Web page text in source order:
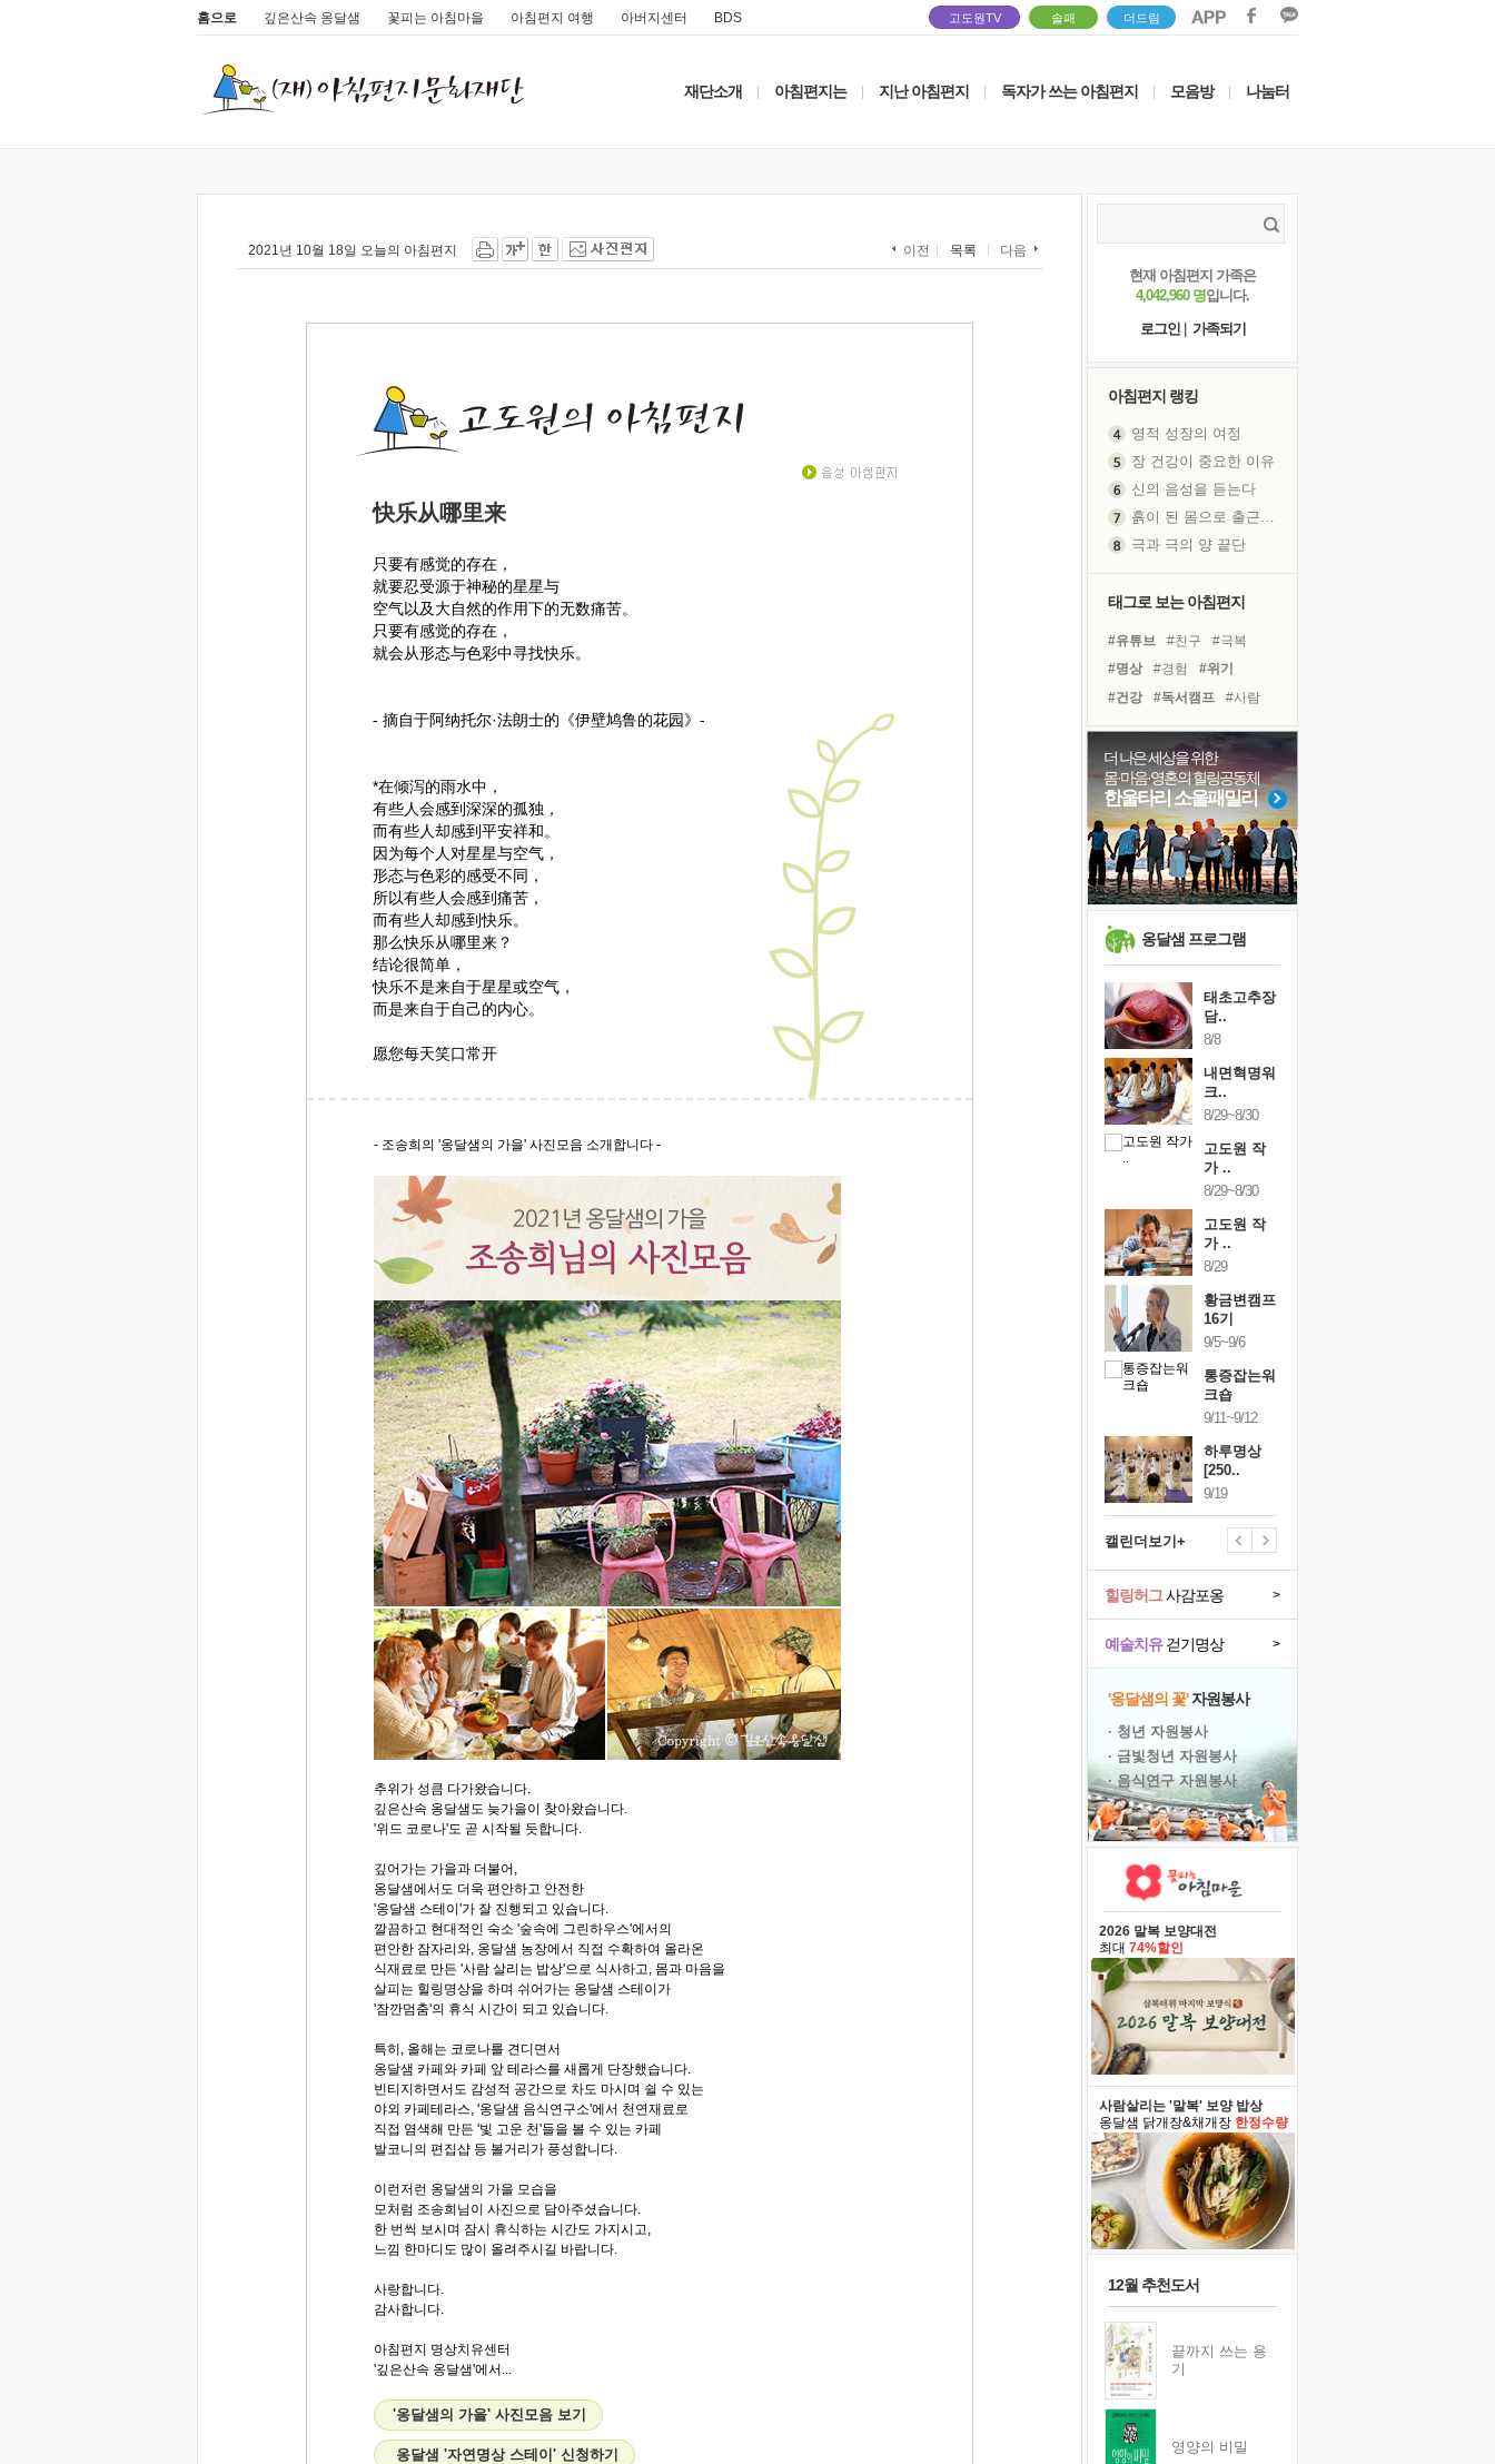
홈으로 깊은산속 옹달샘 꽃피는 아침마을 아침편지 여행 아버지센터 BDS 고도원TV 솔패 더드림
재단소개 아침편지는 지난 아침편지 독자가 쓰는 아침편지 모음방 나눔터
2021년 10월 18일 오늘의 아침편지 이전 목록 다음
快乐从哪里来
只要有感觉的存在，
就要忍受源于神秘的星星与
空气以及大自然的作用下的无数痛苦。
只要有感觉的存在，
就会从形态与色彩中寻找快乐。
- 摘自于阿纳托尔·法朗士的《伊壁鸠鲁的花园》-
*在倾泻的雨水中，
有些人会感到深深的孤独，
而有些人却感到平安祥和。
因为每个人对星星与空气，
形态与色彩的感受不同，
所以有些人会感到痛苦，
而有些人却感到快乐。
那么快乐从哪里来？
结论很简单，
快乐不是来自于星星或空气，
而是来自于自己的内心。
愿您每天笑口常开
- 조송희의 '옹달샘의 가을' 사진모음 소개합니다 -
추위가 성큼 다가왔습니다.
깊은산속 옹달샘도 늦가을이 찾아왔습니다.
'위드 코로나'도 곧 시작될 듯합니다.
깊어가는 가을과 더불어,
옹달샘에서도 더욱 편안하고 안전한
'옹달샘 스테이'가 잘 진행되고 있습니다.
깔끔하고 현대적인 숙소 '숲속에 그린하우스'에서의
편안한 잠자리와, 옹달샘 농장에서 직접 수확하여 올라온
식재료로 만든 '사람 살리는 밥상'으로 식사하고, 몸과 마음을
살피는 힐링명상을 하며 쉬어가는 옹달샘 스테이가
'잠깐멈춤'의 휴식 시간이 되고 있습니다.
특히, 올해는 코로나를 견디면서
옹달샘 카페와 카페 앞 테라스를 새롭게 단장했습니다.
빈티지하면서도 감성적 공간으로 차도 마시며 쉴 수 있는
야외 카페테라스, '옹달샘 음식연구소'에서 천연재료로
직접 염색해 만든 '빛 고운 천'들을 볼 수 있는 카페
발코니의 편집샵 등 볼거리가 풍성합니다.
이런저런 옹달샘의 가을 모습을
모처럼 조송희님이 사진으로 담아주셨습니다.
한 번씩 보시며 잠시 휴식하는 시간도 가지시고,
느낌 한마디도 많이 올려주시길 바랍니다.
사랑합니다.
감사합니다.
아침편지 명상치유센터
'깊은산속 옹달샘'에서...
'옹달샘의 가을' 사진모음 보기
옹달샘 '자연명상 스테이' 신청하기
현재 아침편지 가족은
4,042,960 명입니다.
로그인
가족되기
아침편지 랭킹
영적 성장의 여정
장 건강이 중요한 이유
신의 음성을 듣는다
흙이 된 몸으로 출근하는 여자
극과 극의 양 끝단
졸업식 사진을 보며
극심한 변비, 어깨결림, 수면 장애
보고 싶은 어머니
마음이 멈춰 버린 곳
유년 시절의 부산 영도 바다
못된 꼰대들
희망이란
'모른다'는 것
귀를 열고 마음을 내어주고
태그로 보는 아침편지
#유튜브 #친구
#극복
#명상
#경험
#위기
#건강
#독서캠프
#사람
#아이들
#바이러스
#독서
#다짐 #힐링
#삶
#비전캠프
#링컨학교
#리더
#면역력
#도움
#선택
더 나은 세상을 위한
몸·마음·영혼의 힐링공동체
한울타리 소울패밀리
옹달샘 프로그램
태초고추장
담..
8/8
내면혁명워
크..
8/29~8/30
고도원 작
가 ..
8/29~8/30
고도원 작
가 ..
8/29
황금변캠프
16기
9/5~9/6
통증잡는워
크숍
9/11~9/12
하루명상
[250..
9/19
캘린더보기+
예술치유걷기명상 >
힐링허그사감포옹 >
'옹달샘의 꽃'자원봉사
· 청년 자원봉사
· 금빛청년 자원봉사
· 음식연구 자원봉사
2026 말복 보양대전
최대 74%할인
사람살리는 '말복' 보양 밥상
옹달샘 닭개장&채개장 한정수량
12월 추천도서
끝까지 쓰는 용
기
영양의 비밀